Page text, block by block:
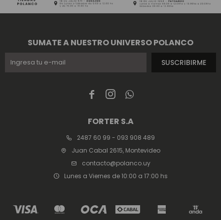
  
FORTER S.A
2487 60 99 - 093 908 489
Juan Cabal 2615, Montevideo
contacto@polanco.uy
Lunes a Viernes de 10:00 a 17:00 hs
SUMATE A NUESTRO UNIVERSO POLANCO
SUSCRIBIRME